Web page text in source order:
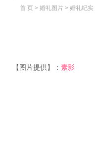
首 页 > 婚礼图片 > 婚礼纪实
【图片提供】： 素影